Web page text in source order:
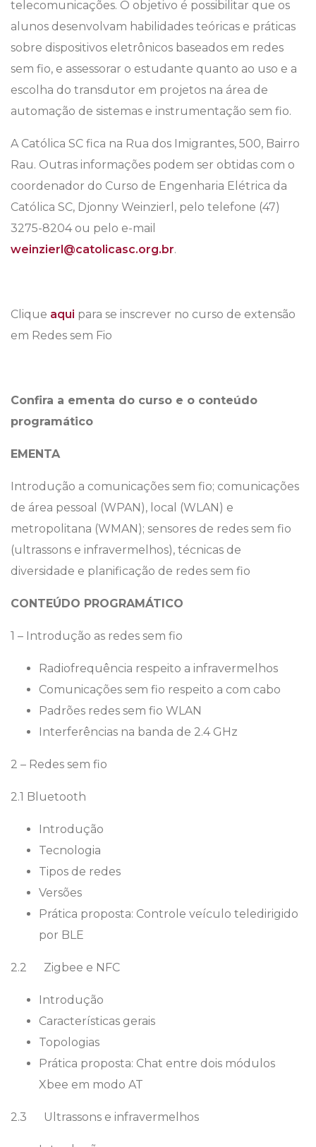
telecomunicações. O objetivo é possibilitar que os
alunos desenvolvam habilidades teóricas e práticas
sobre dispositivos eletrônicos baseados em redes
sem fio, e assessorar o estudante quanto ao uso e a
escolha do transdutor em projetos na área de
automação de sistemas e instrumentação sem fio.
A Católica SC fica na Rua dos Imigrantes, 500, Bairro
Rau. Outras informações podem ser obtidas com o
coordenador do Curso de Engenharia Elétrica da
Católica SC, Djonny Weinzierl, pelo telefone (47)
3275-8204 ou pelo e-mail
weinzierl@catolicasc.org.br.
Clique aqui para se inscrever no curso de extensão
em Redes sem Fio
Confira a ementa do curso e o conteúdo
programático
EMENTA
Introdução a comunicações sem fio; comunicações
de área pessoal (WPAN), local (WLAN) e
metropolitana (WMAN); sensores de redes sem fio
(ultrassons e infravermelhos), técnicas de
diversidade e planificação de redes sem fio
CONTEÚDO PROGRAMÁTICO
1 – Introdução as redes sem fio
Radiofrequência respeito a infravermelhos
Comunicações sem fio respeito a com cabo
Padrões redes sem fio WLAN
Interferências na banda de 2.4 GHz
2 – Redes sem fio
2.1 Bluetooth
Introdução
Tecnologia
Tipos de redes
Versões
Prática proposta: Controle veículo teledirigido
por BLE
2.2 Zigbee e NFC
Introdução
Características gerais
Topologias
Prática proposta: Chat entre dois módulos
Xbee em modo AT
2.3 Ultrassons e infravermelhos